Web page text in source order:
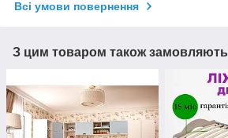
Всі умови повернення
З цим товаром також замовляють